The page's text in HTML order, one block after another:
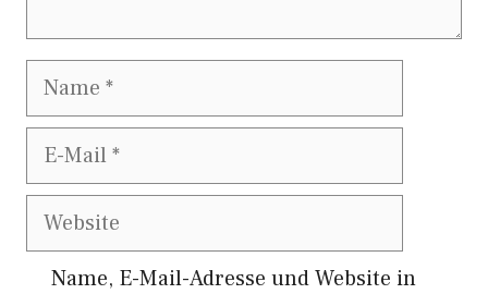
Name
E-
Website
Name, E-Mail-Adresse und Website in